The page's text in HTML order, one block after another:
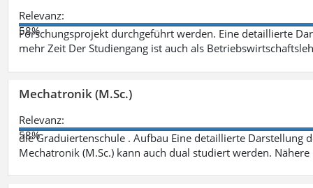
Relevanz:
58%
Forschungsprojekt durchgeführt werden. Eine detaillierte
mehr Zeit Der Studiengang ist auch als
Mechatronik (M.Sc.)
Relevanz:
58%
die Graduiertenschule . Aufbau Eine detaillierte Darstellung
Mechatronik (M.Sc.) kann auch dual studiert werden.